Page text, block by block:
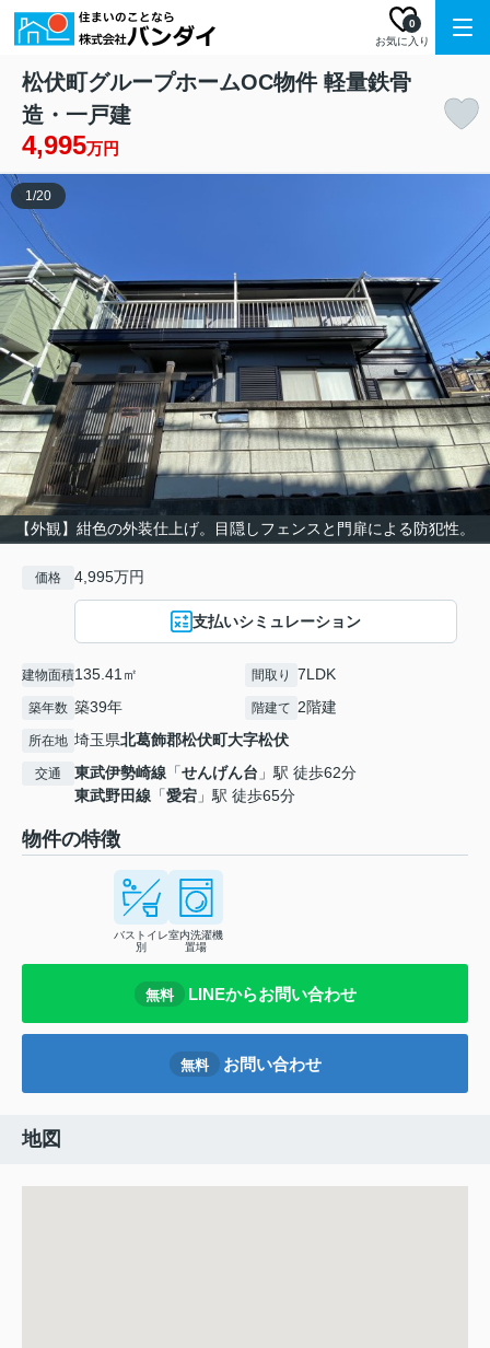
お気に入り
0
松伏町グループホームOC物件 軽量鉄骨
造・一戸建
4,995万円
【外観】紺色の外装仕上げ。目隠しフェンスと門扉による防犯性。
1/20
価格 4,995万円
支払いシミュレーション
建物面積135.41㎡ 間取り 7LDK
築年数 築39年 階建て 2階建
所在地 埼玉県北葛飾郡松伏町大字松伏
交通 東武伊勢崎線 「せんげん台 」駅 徒歩62分
東武野田線 「愛宕 」駅 徒歩65分
物件の特徴
バストイレ
別
室内洗濯機
置場
無料 LINEからお問い合わせ
無料 お問い合わせ
地図